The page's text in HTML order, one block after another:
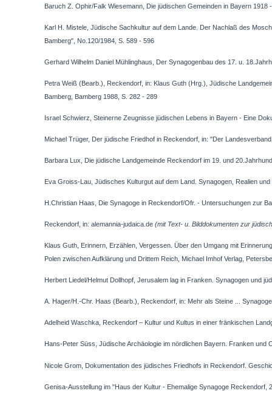
Baruch Z. Ophir/Falk Wiesemann, Die jüdischen Gemeinden in Bayern
Karl H. Mistele, Jüdische Sachkultur auf dem Lande. Der Nachlaß des
Bamberg", No.120/1984, S. 589 - 596
Gerhard Wilhelm Daniel Mühlinghaus, Der Synagogenbau des 17. u.
Petra Weiß (Bearb.), Reckendorf, in: Klaus Guth (Hrg.), Jüdische
Bamberg, Bamberg 1988, S. 282 - 289
Israel Schwierz, Steinerne Zeugnisse jüdischen Lebens in Bayern - Eine
Michael Trüger, Der jüdische Friedhof in Reckendorf, in: "Der
Barbara Lux, Die jüdische Landgemeinde Reckendorf im 19. und
Eva Groiss-Lau, Jüdisches Kulturgut auf dem Land. Synagogen, Realien
H.Christian Haas, Die Synagoge in Reckendorf/Ofr. - Untersuchungen zur
Reckendorf, in: alemannia-judaica.de(mit Text- u. Bilddokumenten zur
Klaus Guth, Erinnern, Erzählen, Vergessen. Über den Umgang mit
Polen zwischen Aufklärung und Drittem Reich, Michael Imhof Verlag,
Herbert Liedel/Helmut Dollhopf, Jerusalem lag in Franken. Synagogen und
A. Hager/H.-Chr. Haas (Bearb.), Reckendorf, in: Mehr als Steine ...
Adelheid Waschka, Reckendorf – Kultur und Kultus in einer fränkischen
Hans-Peter Süss, Jüdische Archäologie im nördlichen Bayern. Franken
Nicole Grom, Dokumentation des jüdisches Friedhofs in Reckendorf.
Genisa-Ausstellung im "Haus der Kultur - Ehemalige Synagoge Reckendorf,